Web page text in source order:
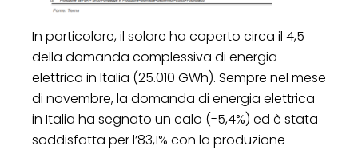
In particolare, il solare ha coperto circa il 4,5
della domanda complessiva di energia
elettrica in Italia (25.010 GWh). Sempre nel mese
di novembre, la domanda di energia elettrica
in Italia ha segnato un calo (-5,4%) ed è stata
soddisfatta per l’83,1% con la produzione